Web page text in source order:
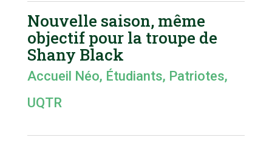
Nouvelle saison, même
objectif pour la troupe de
Shany Black
Accueil Néo, Étudiants, Patriotes,
UQTR